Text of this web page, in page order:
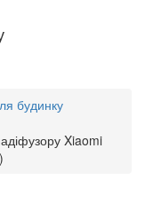
будинку
Xiaomi